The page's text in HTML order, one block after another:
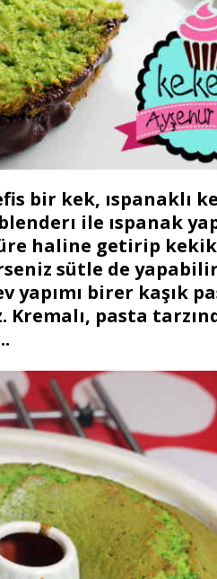
bir kek, ıspanaklı
ile ıspanak
haline getirip
sütle de
yapımı birer kaşık
Kremalı, pasta